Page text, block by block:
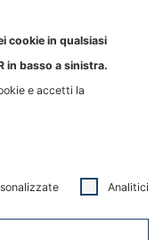
cookie in qualsiasi
in basso a sinistra.
e accetti la
Analitici